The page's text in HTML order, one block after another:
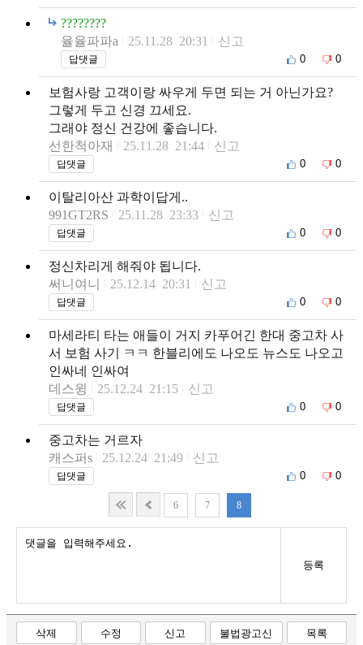
????????
율율파파a
25.11.28 20:31 신고
답댓글 0 0
보험사랑 고객이랑 싸우게 두면 되는 거 아닌가요?
그렇게 두고 신경 끄세요.
그래야 정신 건강에 좋습니다.
선한척아재
25.11.28 21:44 신고
답댓글 0 0
이탈리아산 과학이답게..
991GT2RS
25.11.28 23:33 신고
답댓글 0 0
정신차리게 해줘야 됩니다.
써니여니
25.12.14 20:31 신고
답댓글 0 0
마세라티 타는 애들이 거지 카푸어긴 한대 중고차 사
서 보험 사기 ㅋㅋ 한블리에도 나오도 뉴스도 나오고
인싸네 인싸여
데스윙
25.12.24 21:15 신고
답댓글 0 0
중고차는 거르자
캐스퍼s
25.12.24 21:49 신고
답댓글 0 0
6 7 8
등록
삭제 수정 신고 불법광고신 목록